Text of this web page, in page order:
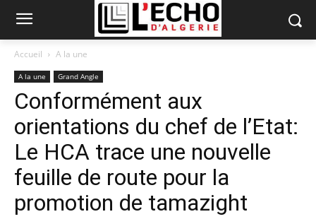
Accueil A la une
A la une Grand Angle
Conformément aux
orientations du chef de l’Etat:
Le HCA trace une nouvelle
feuille de route pour la
promotion de tamazight